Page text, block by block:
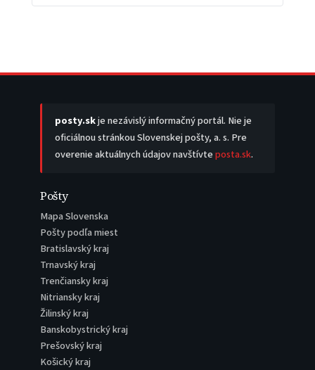
posty.skje nezávislý informačný portál. Nie je
oficiálnou stránkou Slovenskej pošty, a. s. Pre
overenie aktuálnych údajov navštívteposta.sk.
Pošty
Mapa Slovenska
Pošty podľa miest
Bratislavský kraj
Trnavský kraj
Trenčiansky kraj
Nitriansky kraj
Žilinský kraj
Banskobystrický kraj
Prešovský kraj
Košický kraj